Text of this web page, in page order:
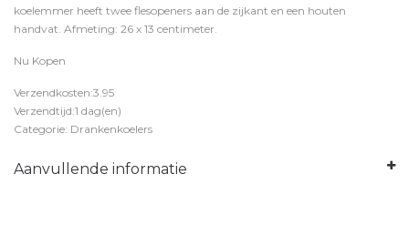
koelemmer heeft twee flesopeners aan de zijkant en een houten
handvat. Afmeting: 26 x 13 centimeter.
Nu Kopen
Verzendkosten:3.95
Verzendtijd:1 dag(en)
Categorie: Drankenkoelers
Aanvullende informatie